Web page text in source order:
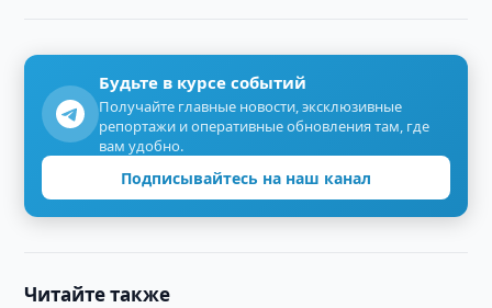
Будьте в курсе событий
Получайте главные новости, эксклюзивные
репортажи и оперативные обновления там, где
вам удобно.
Подписывайтесь на наш канал
Читайте также